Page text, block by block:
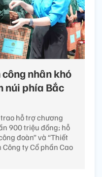
nhân khó
núi phía Bắc
hỗ trợ chương
900 triệu đồng; hỗ
đoàn” và “Thiết
ty Cổ phần Cao